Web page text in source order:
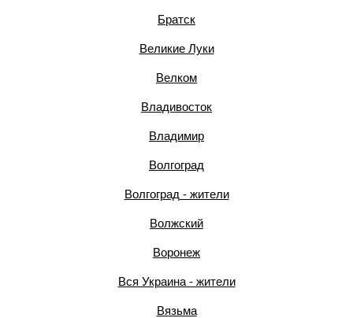
Братск
Великие Луки
Велком
Владивосток
Владимир
Волгоград
Волгоград - жители
Волжский
Воронеж
Вся Украина - жители
Вязьма